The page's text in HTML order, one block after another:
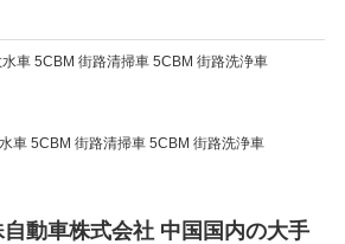
動車株式会社 中国国内の大手